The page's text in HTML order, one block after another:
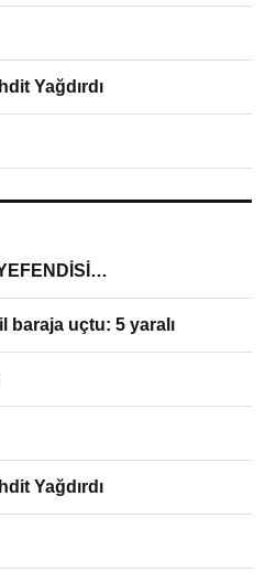
Yağdırdı
baraja uçtu: 5 yaralı
Yağdırdı